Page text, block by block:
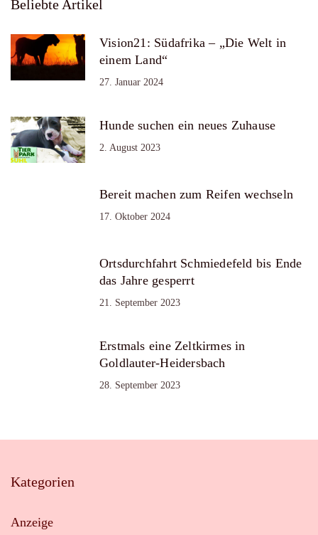
Beliebte Artikel
Vision21: Südafrika – „Die Welt in
einem Land“
27. Januar 2024
Hunde suchen ein neues Zuhause
2. August 2023
Bereit machen zum Reifen wechseln
17. Oktober 2024
Ortsdurchfahrt Schmiedefeld bis Ende
das Jahre gesperrt
21. September 2023
Erstmals eine Zeltkirmes in
Goldlauter-Heidersbach
28. September 2023
Kategorien
Anzeige